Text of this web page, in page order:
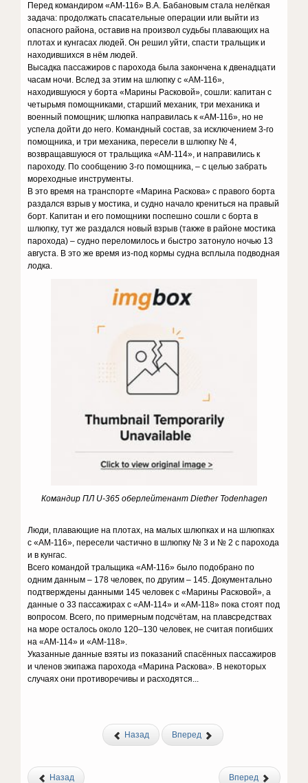
Перед командиром «АМ-116» В.А. Бабановым стала нелёгкая
задача: продолжать спасательные операции или выйти из
опасного района, оставив на произвол судьбы плавающих на
плотах и кунгасах людей. Он решил уйти, спасти тральщик и
находившихся в нём людей.
Высадка пассажиров с парохода была закончена к двенадцати
часам ночи. Вслед за этим на шлюпку с «АМ-116»,
находившуюся у борта «Марины Расковой», сошли: капитан с
четырьмя помощниками, старший механик, три механика и
военный помощник; шлюпка направилась к «АМ-116», но не
успела дойти до него. Командный состав, за исключением 3-го
помощника, и три механика, пересели в шлюпку № 4,
возвращавшуюся от тральщика «АМ-114», и направились к
пароходу. По сообщению 3-го помощника, – с целью забрать
мореходные инструменты.
В это время на транспорте «Марина Раскова» с правого борта
раздался взрыв у мостика, и судно начало крениться на правый
борт. Капитан и его помощники поспешно сошли с борта в
шлюпку, тут же раздался новый взрыв (также в районе мостика
парохода) – судно переломилось и быстро затонуло ночью 13
августа. В это же время из-под кормы судна всплыла подводная
лодка.
Командир ПЛ U-365 оберлейтенант Diether Todenhagen
Люди, плавающие на плотах, на малых шлюпках и на шлюпках
с «АМ-116», пересели частично в шлюпку № 3 и № 2 с парохода
и в кунгас.
Всего командой тральщика «АМ-116» было подобрано по
одним данным – 178 человек, по другим – 145. Документально
подтверждены данными 145 человек с «Марины Расковой», а
данные о 33 пассажирах с «АМ-114» и «АМ-118» пока стоят под
вопросом. Всего, по примерным подсчётам, на плавсредствах
на море осталось около 120–130 человек, не считая погибших
на «АМ-114» и «АМ-118».
Указанные данные взяты из показаний спасённых пассажиров
и членов экипажа парохода «Марина Раскова». В некоторых
случаях они противоречивы и расходятся...
Назад Вперед
Назад Вперед